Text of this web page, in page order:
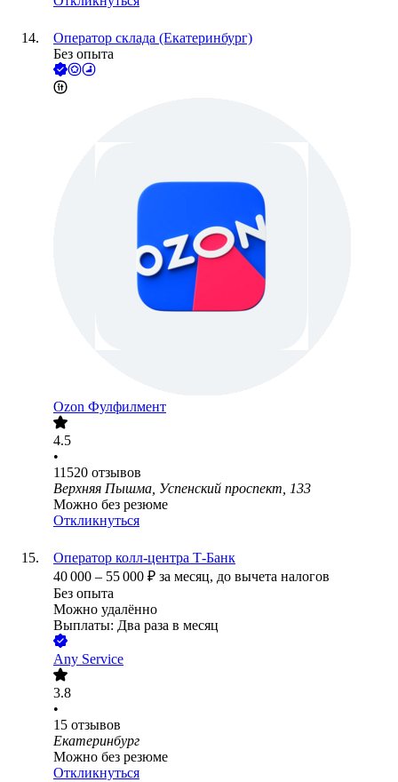
Оператор склада (Екатеринбург)
Без опыта
Ozon Фулфилмент
4.5
•
11520 отзывов
Верхняя Пышма, Успенский проспект, 133
Можно без резюме
Откликнуться
Оператор колл-центра Т-Банк
40 000 – 55 000 ₽ за месяц, до вычета налогов
Без опыта
Можно удалённо
Выплаты: Два раза в месяц
Any Service
3.8
•
15 отзывов
Екатеринбург
Можно без резюме
Откликнуться